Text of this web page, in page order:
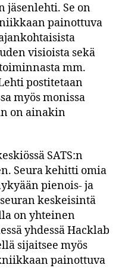
jäsenlehti. Se on
painottuva
visioista sekä
mm.
postitetaan
myös monissa
on ainakin
SATS:n
Seura kehitti omia
pienois- ja
keskeisintä
on yhteinen
yhdessä Hacklab
sijaitsee myös
painottuva